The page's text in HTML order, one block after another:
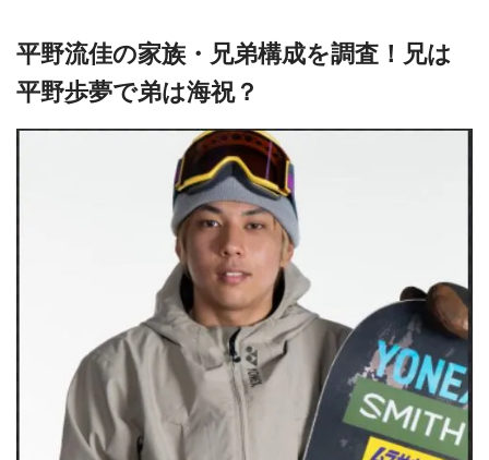
平野流佳の家族・兄弟構成を調査！兄は
平野歩夢で弟は海祝？